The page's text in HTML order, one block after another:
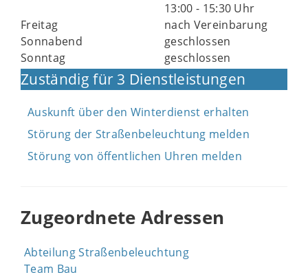
13:00 - 15:30 Uhr
Freitag
nach Vereinbarung
Sonnabend
geschlossen
Sonntag
geschlossen
Zuständig für 3 Dienstleistungen
Auskunft über den Winterdienst erhalten
Störung der Straßenbeleuchtung melden
Störung von öffentlichen Uhren melden
Zugeordnete Adressen
Abteilung Straßenbeleuchtung
Team Bau